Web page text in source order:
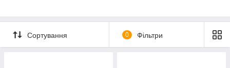
Сортування 0 Фільтри